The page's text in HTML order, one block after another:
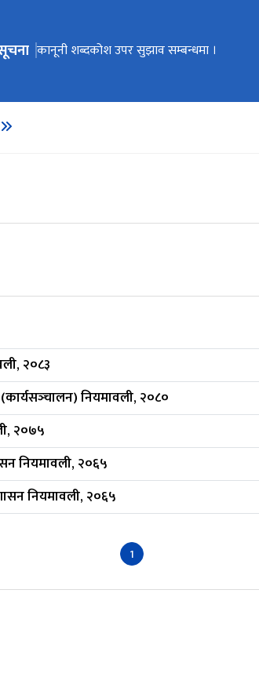
कार्यालय स्थानान्तरण भएको सूचना ।
कानूनी शब्दकोश उपर सुझाव सम्बन्धमा ।
कानूनी शब्दकोश
२०८३
नियमावली, २०८०
२०७५
नियमावली, २०६५
नियमावली, २०६५
1